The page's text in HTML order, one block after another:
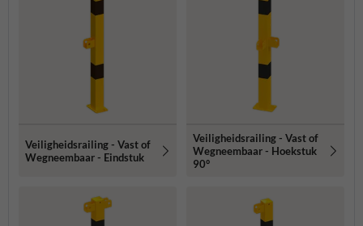
Veiligheidsrailing - Vast of
Wegneembaar - Eindstuk
Veiligheidsrailing - Vast of
Wegneembaar - Hoekstuk
90°